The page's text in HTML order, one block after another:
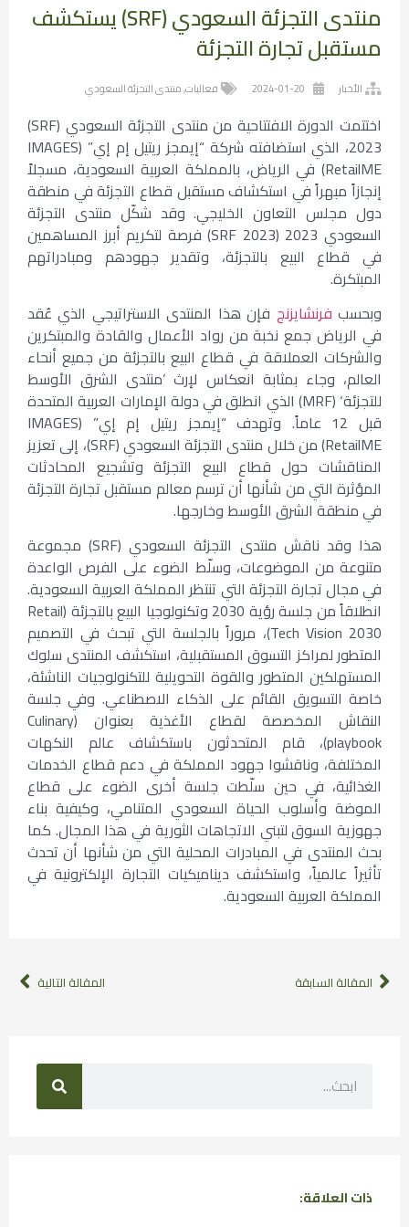
منتدى التجزئة السعودي (SRF) يستكشف
مستقبل تجارة التجزئة
الأخبار 2024-01-20 فعاليات,منتدى التجزئة السعودي
اختتمت الدورة الافتتاحية من منتدى التجزئة السعودي (SRF)
2023، الذي استضافته شركة “إيمجز ريتيل إم إي” (IMAGES
RetailME) في الرياض، بالمملكة العربية السعودية، مسجلاً
إنجازاً مبهراً في استكشاف مستقبل قطاع التجزئة في منطقة
دول مجلس التعاون الخليجي. وقد شكّل منتدى التجزئة
السعودي 2023 (SRF 2023) فرصة لتكريم أبرز المساهمين
في قطاع البيع بالتجزئة، وتقدير جهودهم ومبادراتهم
المبتكرة.
وبحسب فرنشايزنج فإن هذا المنتدى الاستراتيجي الذي عُقد
في الرياض جمع نخبة من رواد الأعمال والقادة والمبتكرين
والشركات العملاقة في قطاع البيع بالتجزئة من جميع أنحاء
العالم، وجاء بمثابة انعكاس لإرث ’منتدى الشرق الأوسط
للتجزئة‘ (MRF) الذي انطلق في دولة الإمارات العربية المتحدة
قبل 12 عاماً. وتهدف “إيمجز ريتيل إم إي” (IMAGES
RetailME) من خلال منتدى التجزئة السعودي (SRF)، إلى تعزيز
المناقشات حول قطاع البيع التجزئة وتشجيع المحادثات
المؤثرة التي من شأنها أن ترسم معالم مستقبل تجارة التجزئة
في منطقة الشرق الأوسط وخارجها.
هذا وقد ناقش منتدى التجزئة السعودي (SRF) مجموعة
متنوعة من الموضوعات، وسلّط الضوء على الفرص الواعدة
في مجال تجارة التجزئة التي تنتظر المملكة العربية السعودية.
انطلاقاً من جلسة رؤية 2030 وتكنولوجيا البيع بالتجزئة (Retail
Tech Vision 2030)، مروراً بالجلسة التي تبحث في التصميم
المتطور لمراكز التسوق المستقبلية، استكشف المنتدى سلوك
المستهلكين المتطور والقوة التحويلية للتكنولوجيات الناشئة،
خاصة التسويق القائم على الذكاء الاصطناعي. وفي جلسة
النقاش المخصصة لقطاع الأغذية بعنوان (Culinary
playbook)، قام المتحدثون باستكشاف عالم النكهات
المختلفة، وناقشوا جهود المملكة في دعم قطاع الخدمات
الغذائية، في حين سلّطت جلسة أخرى الضوء على قطاع
الموضة وأسلوب الحياة السعودي المتنامي، وكيفية بناء
جهوزية السوق لتبني الاتجاهات الثورية في هذا المجال. كما
بحث المنتدى في المبادرات المحلية التي من شأنها أن تحدث
تأثيراً عالمياً، واستكشف ديناميكيات التجارة الإلكترونية في
المملكة العربية السعودية.
المقالة السابقة المقالة التالية
ذات العلاقة: